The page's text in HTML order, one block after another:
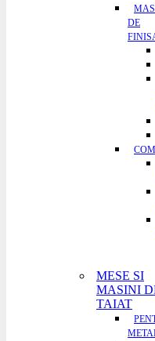
DE
MESE SI
MASINI
TAIAT